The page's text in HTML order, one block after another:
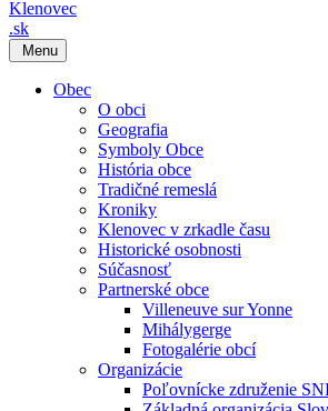
Klenovec
.sk
Menu
Obec
O obci
Geografia
Symboly Obce
História obce
Tradičné remeslá
Kroniky
Klenovec v zrkadle času
Historické osobnosti
Súčasnosť
Partnerské obce
Villeneuve sur Yonne
Mihálygerge
Fotogalérie obcí
Organizácie
Poľovnícke združenie